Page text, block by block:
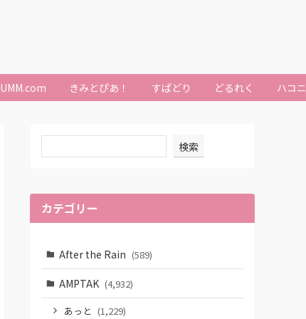
UMM.com きみとぴあ！ すぱどり どるれく ハコ
検索
カテゴリー
After the Rain (589)
AMPTAK (4,932)
あっと (1,229)